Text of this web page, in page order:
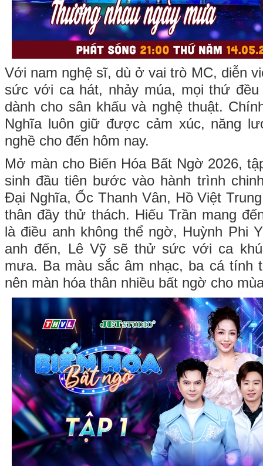
Với nam nghệ sĩ, dù ở vai trò MC, diễn
sức với ca hát, nhảy múa, mọi thứ
dành cho sân khấu và nghệ thuật.
Nghĩa luôn giữ được cảm xúc, năng
nghề cho đến hôm nay.
Mở màn cho Biến Hóa Bất Ngờ 2026,
sinh đầu tiên bước vào hành trình
Đại Nghĩa, Ốc Thanh Vân, Hồ Việt
thân đầy thử thách. Hiếu Trần mang
là điều anh không thể ngờ, Huỳnh Phi
anh đến, Lê Vỹ sẽ thử sức với ca
mưa. Ba màu sắc âm nhạc, ba cá tính
nên màn hóa thân nhiều bất ngờ cho